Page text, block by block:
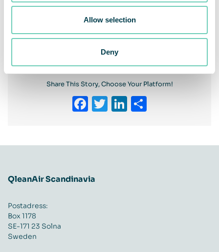
Allow selection
Deny
Share This Story, Choose Your Platform!
Facebook
Twitter
LinkedIn
QleanAir Scandinavia
Postadress:
Box 1178
SE-171 23 Solna
Sweden